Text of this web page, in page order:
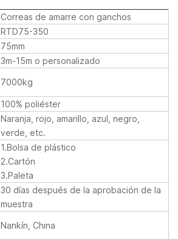
Correas de amarre con ganchos
RTD75-350
75mm
3m-15m o personalizado
7000kg
100% poliéster
Naranja, rojo, amarillo, azul, negro,
verde, etc.
1.Bolsa de plástico
2.Cartón
3.Paleta
30 días después de la aprobación de la
muestra
Nankín, China